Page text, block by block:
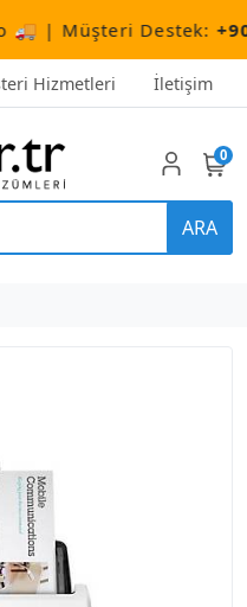
| Müşteri Destek:+90
Hizmetleri İletişim
ARA
0